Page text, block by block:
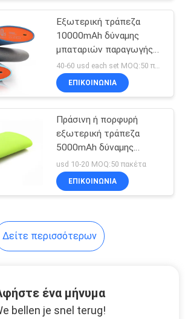
Εξωτερική τράπεζα
10000mAh δύναμης
μπαταριών παραγωγής
USB για Iphone 5 4S
40-60 usd each set MOQ:50 πακέτα
ΕΠΙΚΟΙΝΩΝΊΑ
Πράσινη ή πορφυρή
εξωτερική τράπεζα
5000mAh δύναμης
μπαταριών για Iphone 5
4S
usd 10-20 MOQ:50 πακέτα
ΕΠΙΚΟΙΝΩΝΊΑ
Δείτε περισσότερων
ένα μήνυμα
bellen je snel terug!